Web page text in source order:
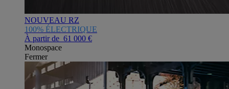
NOUVEAU RZ
100% ÉLECTRIQUE
À partir de 61 000 €
Monospace
Fermer